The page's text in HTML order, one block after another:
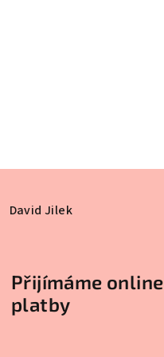
David Jilek
Přijímáme online
platby